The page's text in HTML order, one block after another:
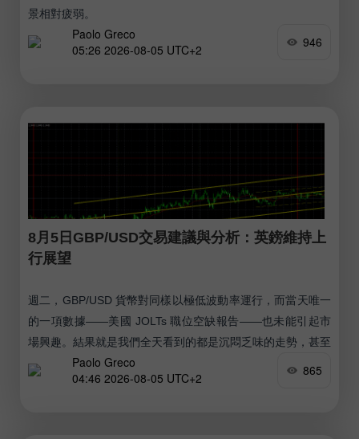
景相對疲弱。
Paolo Greco
05:26 2026-08-05 UTC+2
946
8月5日GBP/USD交易建議與分析：英鎊維持上
行展望
週二，GBP/USD 貨幣對同樣以極低波動率運行，而當天唯一
的一項數據——美國 JOLTs 職位空缺報告——也未能引起市
場興趣。結果就是我們全天看到的都是沉悶乏味的走勢，甚至
地緣政治也沒能把該貨幣對從其「停滯」狀態中拉開。
Paolo Greco
04:46 2026-08-05 UTC+2
865